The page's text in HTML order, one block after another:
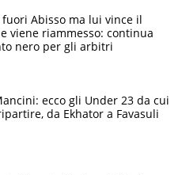
fuori Abisso ma lui vince il
viene riammesso: continua
nero per gli arbitri
ecco gli Under 23 da cui
da Ekhator a Favasuli